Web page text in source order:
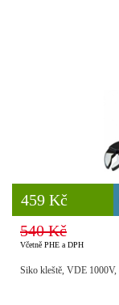
8 777 Kč
459 Kč
540 Kč
Včetně PHE a DPH
Siko kleště, VDE